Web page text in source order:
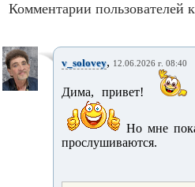
Комментарии пользователей
v_solovey, 12.06.2026 г. 08:40
Дима, привет!
Но мне
прослушиваются.